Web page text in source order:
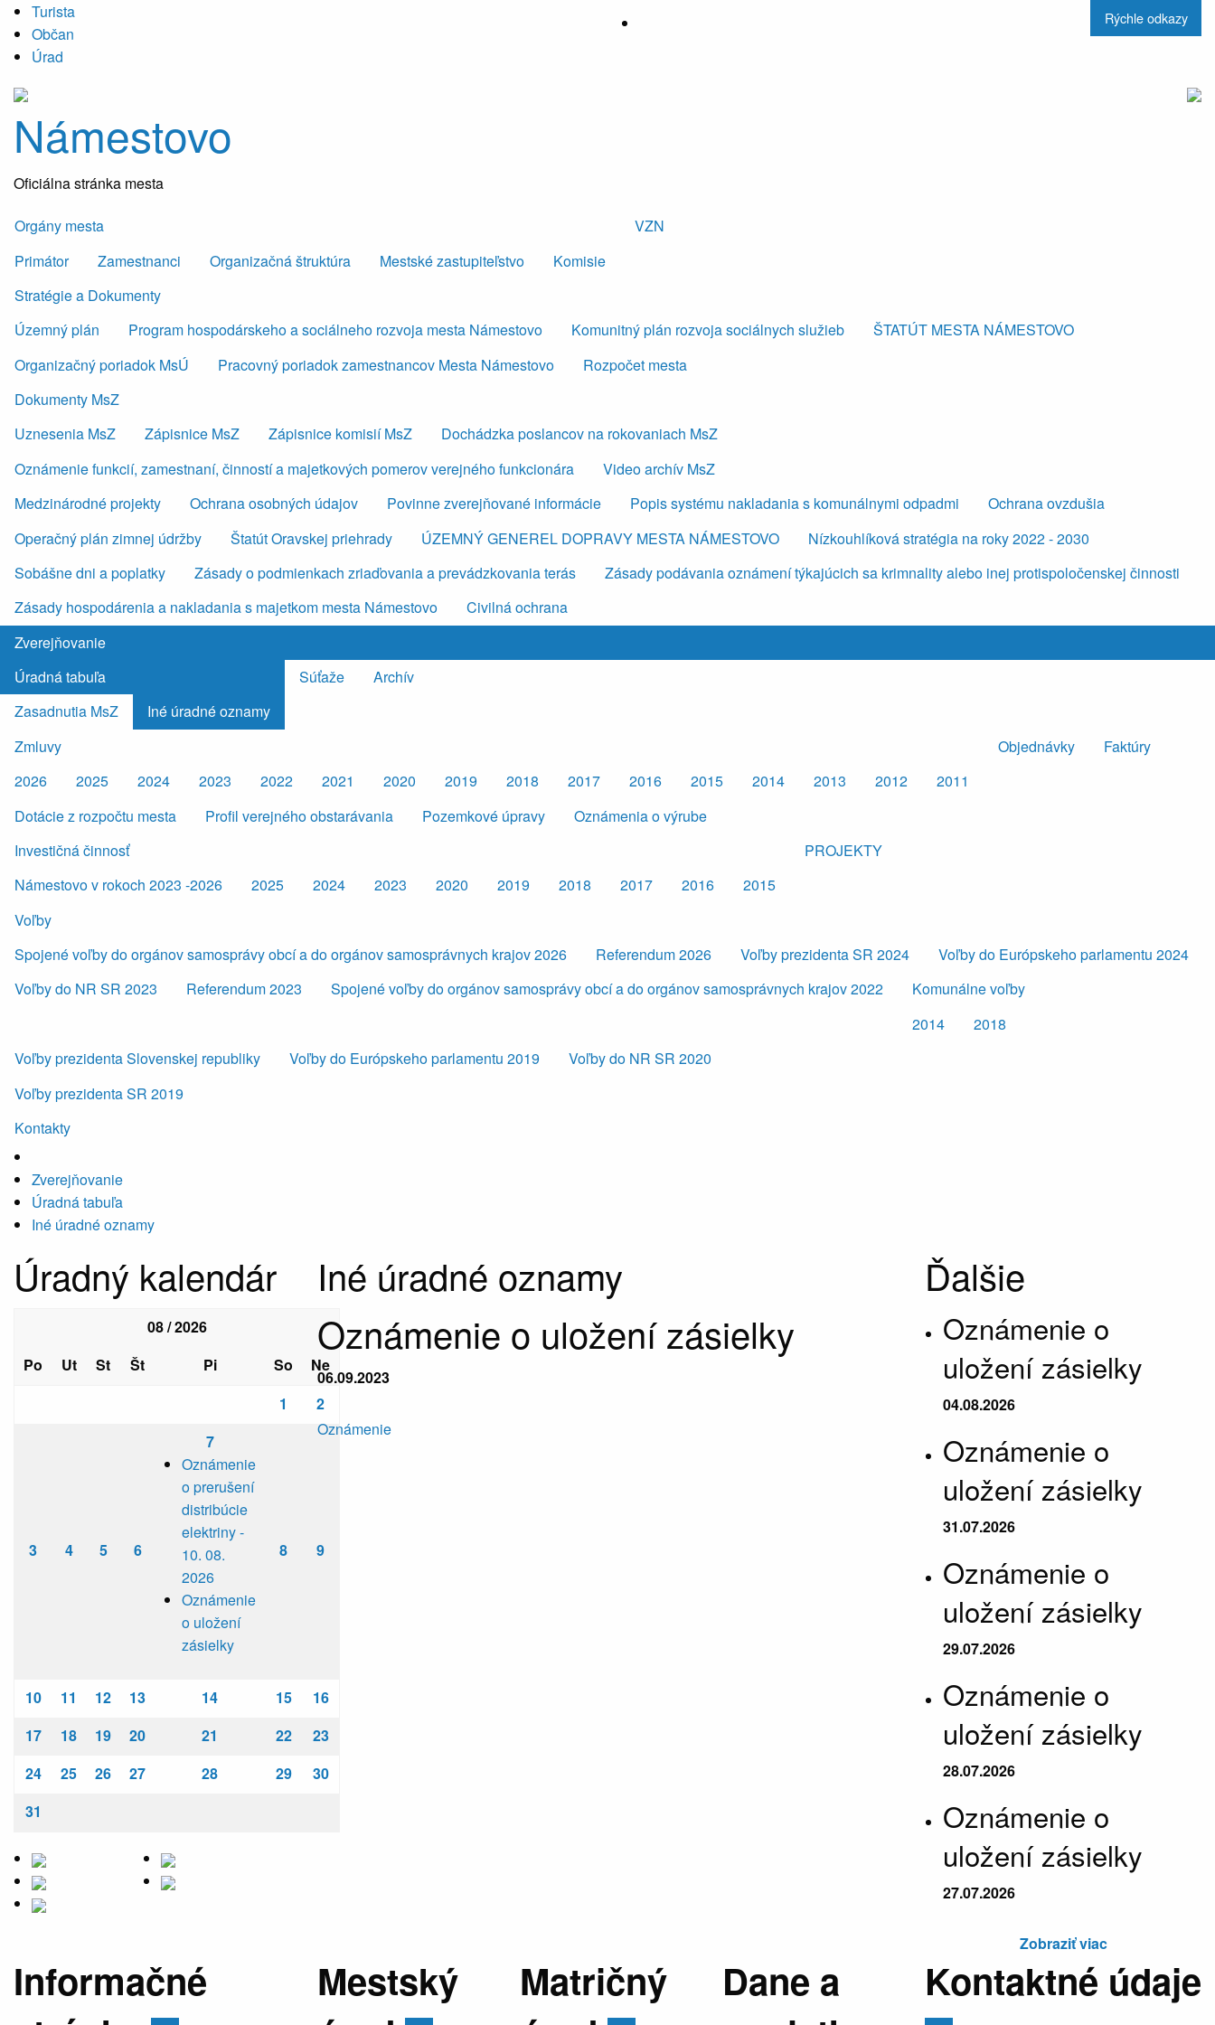
Turista
Občan
Úrad
Rýchle odkazy
Námestovo
Oficiálna stránka mesta
Orgány mesta
Primátor
Zamestnanci Organizačná štruktúra Mestské zastupiteľstvo Komisie
VZN
Stratégie a Dokumenty
Územný plán
Program hospodárskeho a sociálneho rozvoja mesta Námestovo Komunitný plán rozvoja sociálnych služieb
ŠTATÚT MESTA NÁMESTOVO
Organizačný poriadok MsÚ
Pracovný poriadok zamestnancov Mesta Námestovo
Rozpočet mesta
Dokumenty MsZ
Uznesenia MsZ
Zápisnice MsZ Zápisnice komisií MsZ
Dochádzka poslancov na rokovaniach MsZ
Oznámenie funkcií, zamestnaní, činností a majetkových pomerov verejného funkcionára
Video archív MsZ
Medzinárodné projekty
Ochrana osobných údajov Povinne zverejňované informácie Popis systému nakladania s komunálnymi odpadmi
Ochrana ovzdušia
Operačný plán zimnej údržby
Štatút Oravskej priehrady ÚZEMNÝ GENEREL DOPRAVY MESTA NÁMESTOVO
Nízkouhlíková stratégia na roky 2022 - 2030
Sobášne dni a poplatky
Zásady o podmienkach zriaďovania a prevádzkovania terás
Zásady podávania oznámení týkajúcich sa krimnality alebo inej protispoločenskej činnosti
Zásady hospodárenia a nakladania s majetkom mesta Námestovo
Civilná ochrana
Zverejňovanie
Úradná tabuľa
Zasadnutia MsZ
Iné úradné oznamy
Súťaže Archív
Zmluvy
2026
2025 2024 2023 2022 2021 2020 2019 2018 2017 2016 2015 2014 2013 2012 2011
Objednávky Faktúry
Dotácie z rozpočtu mesta Profil verejného obstarávania Pozemkové úpravy
Oznámenia o výrube
Investičná činnosť
Námestovo v rokoch 2023 -2026
2025 2024 2023 2020 2019 2018 2017 2016 2015
PROJEKTY
Voľby
Spojené voľby do orgánov samosprávy obcí a do orgánov samosprávnych krajov 2026
Referendum 2026 Voľby prezidenta SR 2024
Voľby do Európskeho parlamentu 2024
Voľby do NR SR 2023
Referendum 2023 Spojené voľby do orgánov samosprávy obcí a do orgánov samosprávnych krajov 2022
Komunálne voľby
2014
2018
Voľby prezidenta Slovenskej republiky
Voľby prezidenta SR 2019
Voľby do Európskeho parlamentu 2019 Voľby do NR SR 2020
Kontakty
Zverejňovanie
Úradná tabuľa
Iné úradné oznamy
Úradný kalendár
08 / 2026
Po
Ut St Št Pi So
Ne
1
2
3 4 5 6
7
Oznámenie
o prerušení
distribúcie
elektriny -
10. 08.
2026
Oznámenie
o uložení
zásielky
8 9
10 11 12 13 14 15
16
17
18 19 20 21 22
23
24
25 26 27 28 29
30
31
Iné úradné oznamy
Oznámenie o uložení zásielky
06.09.2023
Oznámenie
Ďalšie
Oznámenie o
uložení zásielky
04.08.2026
Oznámenie o
uložení zásielky
31.07.2026
Oznámenie o
uložení zásielky
29.07.2026
Oznámenie o
uložení zásielky
28.07.2026
Oznámenie o
uložení zásielky
27.07.2026
Zobraziť viac
Informačné
Mestský
Matričný
Dane a
Kontaktné údaje